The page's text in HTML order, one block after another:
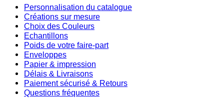
Personnalisation du catalogue
Créations sur mesure
Choix des Couleurs
Echantillons
Poids de votre faire-part
Enveloppes
Papier & impression
Délais & Livraisons
Paiement sécurisé & Retours
Questions fréquentes